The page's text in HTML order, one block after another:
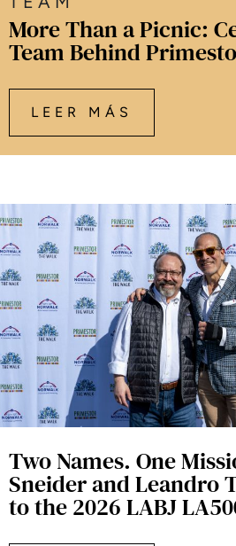
More Than a Picnic:
Team Behind
LEER MÁS
Two Names. One
Sneider and Leandro
to the 2026 LABJ